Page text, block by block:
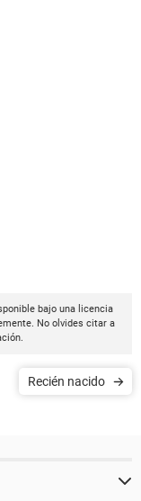
bajo una licencia
No olvides citar a
Recién nacido